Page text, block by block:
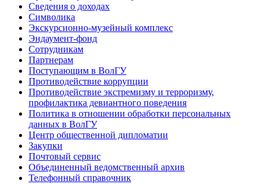
Сведения о доходах
Символика
Экскурсионно-музейный комплекс
Эндаумент-фонд
Сотрудникам
Партнерам
Поступающим в ВолГУ
Противодействие коррупции
Противодействие экстремизму и терроризму,
профилактика девиантного поведения
Политика в отношении обработки персональных
данных в ВолГУ
Центр общественной дипломатии
Закупки
Почтовый сервис
Объединенный ведомственный архив
Телефонный справочник